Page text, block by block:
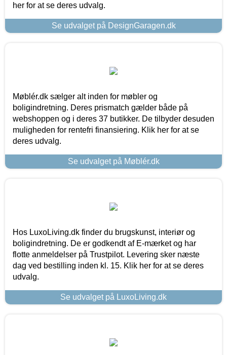
her for at se deres udvalg.
Se udvalget på DesignGaragen.dk
Møblér.dk sælger alt inden for møbler og
boligindretning. Deres prismatch gælder både på
webshoppen og i deres 37 butikker. De tilbyder desuden
muligheden for rentefri finansiering. Klik her for at se
deres udvalg.
Se udvalget på Møblér.dk
Hos LuxoLiving.dk finder du brugskunst, interiør og
boligindretning. De er godkendt af E-mærket og har
flotte anmeldelser på Trustpilot. Levering sker næste
dag ved bestilling inden kl. 15. Klik her for at se deres
udvalg.
Se udvalget på LuxoLiving.dk